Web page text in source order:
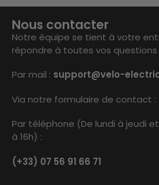
Nous contacter
Notre équipe se tient à votre
répondre à toutes vos
Par mail : support@velo-
Via notre formulaire de contact :
Par téléphone (De lundi à jeudi
à 16h) :
(+33) 07 56 91 66 71